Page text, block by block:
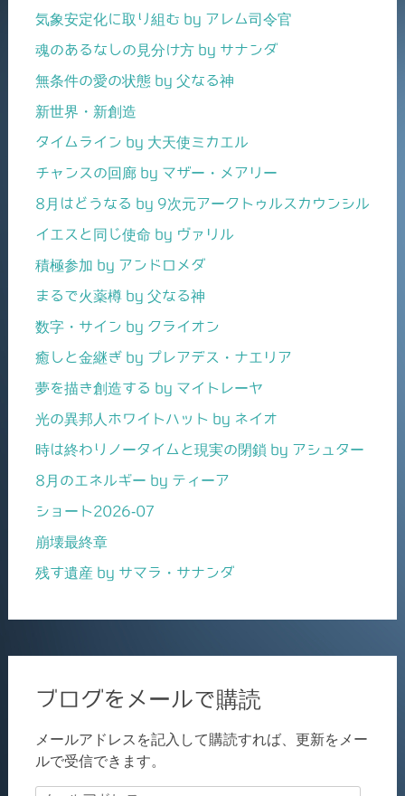
気象安定化に取り組む by アレム司令官
魂のあるなしの見分け方 by サナンダ
無条件の愛の状態 by 父なる神
新世界・新創造
タイムライン by 大天使ミカエル
チャンスの回廊 by マザー・メアリー
8月はどうなる by 9次元アークトゥルスカウンシル
イエスと同じ使命 by ヴァリル
積極参加 by アンドロメダ
まるで火薬樽 by 父なる神
数字・サイン by クライオン
癒しと金継ぎ by プレアデス・ナエリア
夢を描き創造する by マイトレーヤ
光の異邦人ホワイトハット by ネイオ
時は終わりノータイムと現実の閉鎖 by アシュター
8月のエネルギー by ティーア
ショート2026-07
崩壊最終章
残す遺産 by サマラ・サナンダ
ブログをメールで購読
メールアドレスを記入して購読すれば、更新をメー
ルで受信できます。